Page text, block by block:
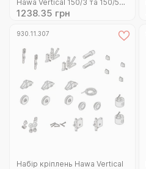
Hawa Vertical 150/3 та 150/5
чорна (930.11.333)
1238.35 грн
930.11.307
Набір кріплень Hawa Vertical